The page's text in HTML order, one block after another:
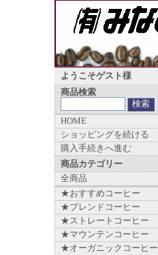
ようこそゲスト様
商品検索
HOME
ショッピングを続ける
購入手続きへ進む
商品カテゴリー
全商品
★おすすめコーヒー
★ブレンドコーヒー
★ストレートコーヒー
★マウンテンコーヒー
★オーガニックコーヒー